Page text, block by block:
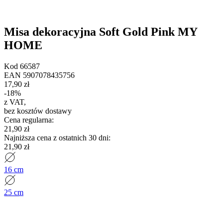
Misa dekoracyjna Soft Gold Pink MY
HOME
Kod 66587
EAN 5907078435756
17,90 zł
-18%
z VAT,
bez kosztów dostawy
Cena regularna:
21,90 zł
Najniższa cena z ostatnich 30 dni:
21,90 zł
16 cm
25 cm